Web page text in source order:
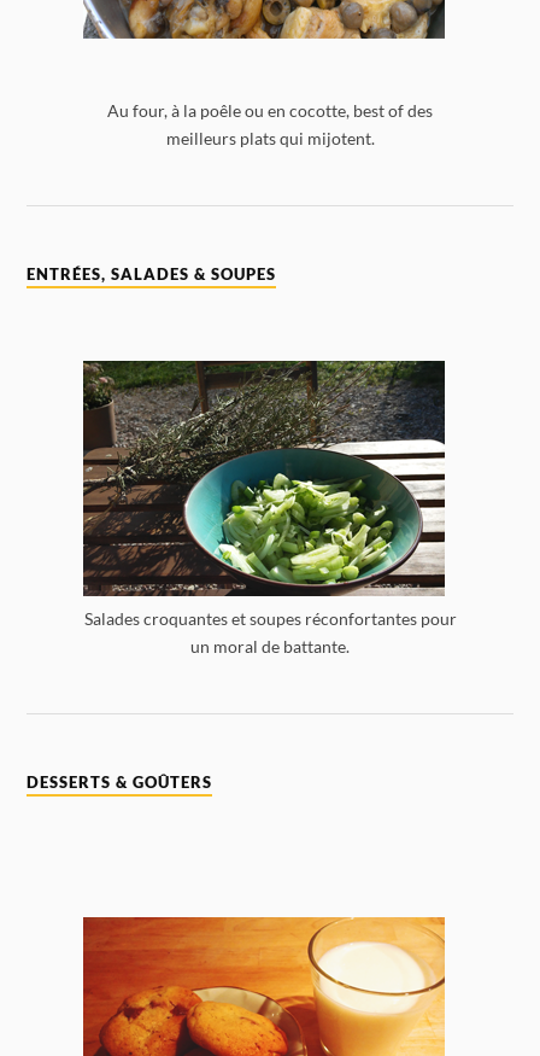
Au four, à la poêle ou en cocotte, best of des
meilleurs plats qui mijotent.
ENTRÉES, SALADES & SOUPES
Salades croquantes et soupes réconfortantes pour
un moral de battante.
DESSERTS & GOÛTERS